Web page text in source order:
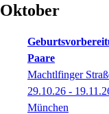
Oktober
Paare
Machtlfinger
29.10.26 -
München